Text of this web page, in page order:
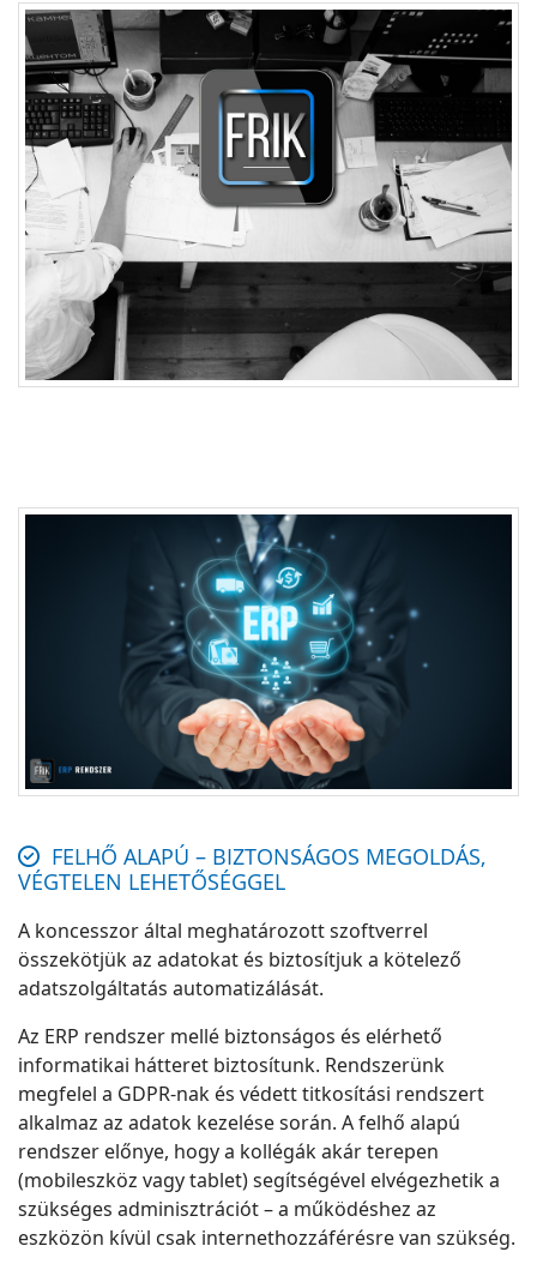
FELHŐ ALAPÚ – BIZTONSÁGOS MEGOLDÁS,
VÉGTELEN LEHETŐSÉGGEL
A koncesszor által meghatározott szoftverrel
összekötjük az adatokat és biztosítjuk a kötelező
adatszolgáltatás automatizálását.
Az ERP rendszer mellé biztonságos és elérhető
informatikai hátteret biztosítunk. Rendszerünk
megfelel a GDPR-nak és védett titkosítási rendszert
alkalmaz az adatok kezelése során. A felhő alapú
rendszer előnye, hogy a kollégák akár terepen
(mobileszköz vagy tablet) segítségével elvégezhetik a
szükséges adminisztrációt – a működéshez az
eszközön kívül csak internethozzáférésre van szükség.